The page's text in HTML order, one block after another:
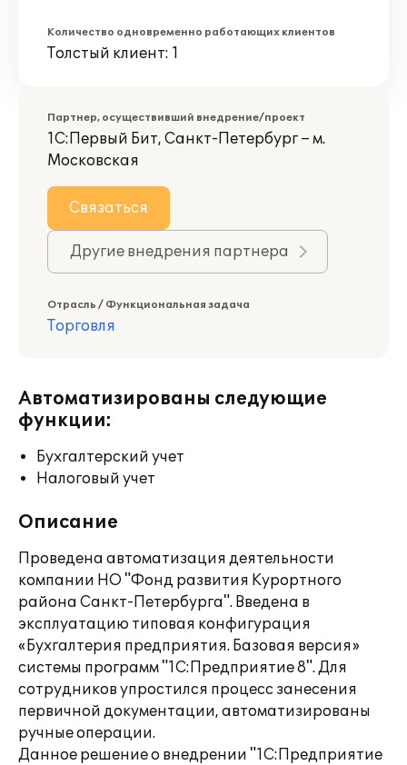
Количество одновременно работающих клиентов
Толстый клиент: 1
Партнер, осуществивший внедрение/проект
1С:Первый Бит, Санкт-Петербург – м.
Московская
Связаться
Другие внедрения партнера
Отрасль / Функциональная задача
Торговля
Автоматизированы следующие
функции:
Бухгалтерский учет
Налоговый учет
Описание
Проведена автоматизация деятельности
компании НО "Фонд развития Курортного
района Санкт-Петербурга". Введена в
эксплуатацию типовая конфигурация
«Бухгалтерия предприятия. Базовая версия»
системы программ "1С:Предприятие 8". Для
сотрудников упростился процесс занесения
первичной документации, автоматизированы
ручные операции.
Данное решение о внедрении "1С:Предприятие